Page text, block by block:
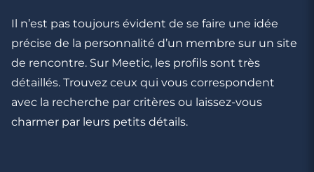
2 minutes
7 raisons d'avoir un profil Meetic bien
Il n’est pas toujours évident de se faire une idée
précise de la personnalité d’un membre sur un site
de rencontre. Sur Meetic, les profils sont très
détaillés. Trouvez ceux qui vous correspondent
avec la recherche par critères ou laissez-vous
charmer par leurs petits détails.